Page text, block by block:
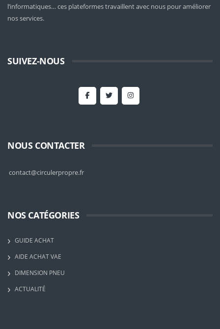
l’informatiques… ces plateformes travaillent avec nous pour améliorer
nos services.
SUIVEZ-NOUS
NOUS CONTACTER
contact@circulerpropre.fr
NOS CATÉGORIES
GUIDE ACHAT
AIDE ACHAT VAE
DIMENSION PNEU
ACTUALITÉ